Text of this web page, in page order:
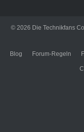
© 2026 Die Technikfans
Blog Forum-Regeln